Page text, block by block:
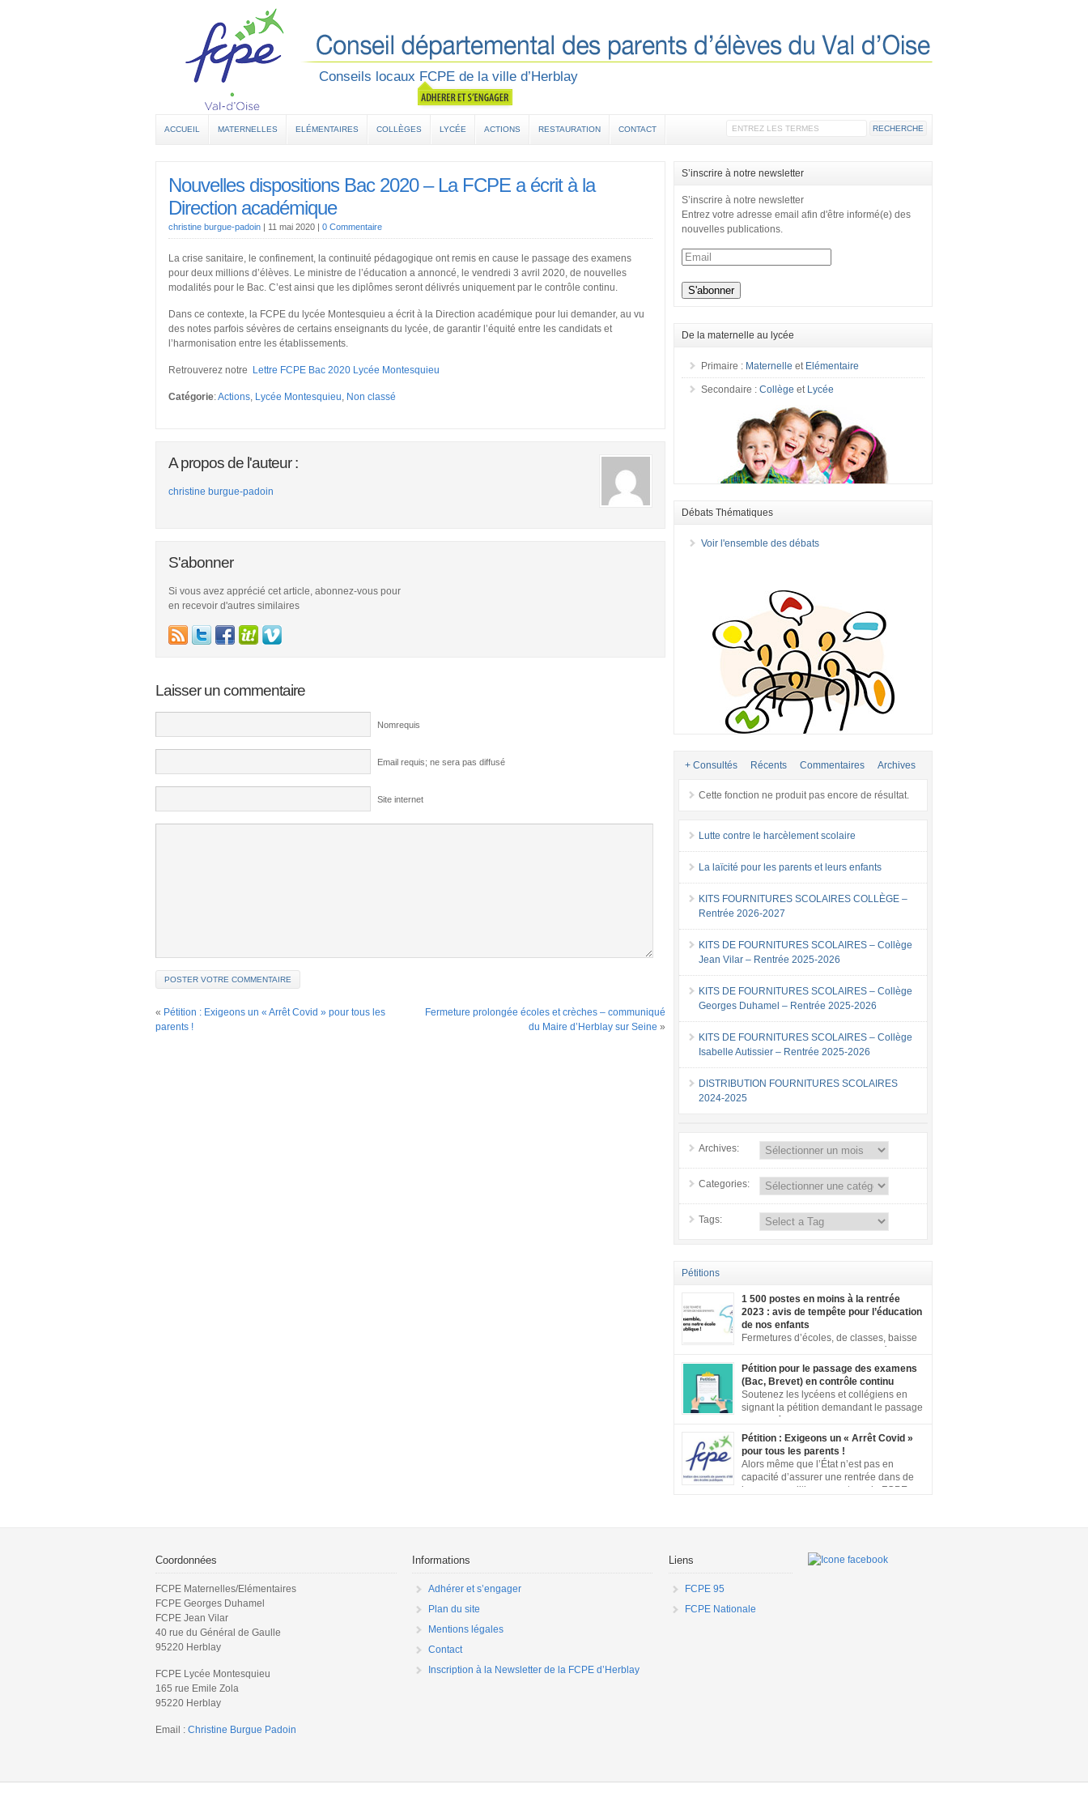
Conseils locaux FCPE de la ville d’Herblay
ACCUEIL MATERNELLES ELÉMENTAIRES COLLÈGES LYCÉE ACTIONS RESTAURATION CONTACT
Nouvelles dispositions Bac 2020 – La FCPE a écrit à la
Direction académique
christine burgue-padoin | 11 mai 2020 | 0 Commentaire
La crise sanitaire, le confinement, la continuité pédagogique ont remis en cause le passage des examens
pour deux millions d’élèves. Le ministre de l’éducation a annoncé, le vendredi 3 avril 2020, de nouvelles
modalités pour le Bac. C’est ainsi que les diplômes seront délivrés uniquement par le contrôle continu.
Dans ce contexte, la FCPE du lycée Montesquieu a écrit à la Direction académique pour lui demander, au vu
des notes parfois sévères de certains enseignants du lycée, de garantir l’équité entre les candidats et
l’harmonisation entre les établissements.
Retrouverez notre Lettre FCPE Bac 2020 Lycée Montesquieu
Catégorie:Actions, Lycée Montesquieu, Non classé
A propos de l'auteur :
christine burgue-padoin
S'abonner
Si vous avez apprécié cet article, abonnez-vous pour
en recevoir d'autres similaires
Laisser un commentaire
Nomrequis
Email requis; ne sera pas diffusé
Site internet
« Pétition : Exigeons un « Arrêt Covid » pour tous les
parents !
Fermeture prolongée écoles et crèches – communiqué
du Maire d’Herblay sur Seine »
S’inscrire à notre newsletter
S’inscrire à notre newsletter
Entrez votre adresse email afin d'être informé(e) des
nouvelles publications.
De la maternelle au lycée
Primaire : Maternelle et Elémentaire
Secondaire :Collège et Lycée
Débats Thématiques
Voir l'ensemble des débats
+ Consultés Récents Commentaires Archives
Cette fonction ne produit pas encore de résultat.
Lutte contre le harcèlement scolaire
La laïcité pour les parents et leurs enfants
KITS FOURNITURES SCOLAIRES COLLÈGE –
Rentrée 2026-2027
KITS DE FOURNITURES SCOLAIRES – Collège
Jean Vilar – Rentrée 2025-2026
KITS DE FOURNITURES SCOLAIRES – Collège
Georges Duhamel – Rentrée 2025-2026
KITS DE FOURNITURES SCOLAIRES – Collège
Isabelle Autissier – Rentrée 2025-2026
DISTRIBUTION FOURNITURES SCOLAIRES
2024-2025
Archives:
Categories:
Tags:
Pétitions
1 500 postes en moins à la rentrée
2023 : avis de tempête pour l’éducation
de nos enfants
Fermetures d’écoles, de classes, baisse
tous points du territoire, face à ces annonces
inacceptables, vos mobilisations se multiplient. Notre
société a aujourd’hui une dette de bienveillance
envers tous les enfants et adolescents de ce pays. En
effet, être un enfant ou un adolescent dans le contexte
Pétition pour le passage des examens
(Bac, Brevet) en contrôle continu
Soutenez les lycéens et collégiens en
signant la pétition demandant le passage
examens. Les inégalités territoriales et locales sont
trop importantes : établissements qui ne respectent pas
les jauges, cours en distanciel inexistants, manque de
préparation…. Vous pouvez signer la pétition ici
Pétition : Exigeons un « Arrêt Covid »
pour tous les parents !
Alors même que l’État n’est pas en
capacité d’assurer une rentrée dans de
bonnes conditions pour tous, la FCPE
Coordonnées
FCPE Maternelles/Elémentaires
FCPE Georges Duhamel
FCPE Jean Vilar
40 rue du Général de Gaulle
95220 Herblay
FCPE Lycée Montesquieu
165 rue Emile Zola
95220 Herblay
Email : Christine Burgue Padoin
Informations
Adhérer et s’engager
Plan du site
Mentions légales
Contact
Inscription à la Newsletter de la FCPE d’Herblay
Liens
FCPE 95
FCPE Nationale